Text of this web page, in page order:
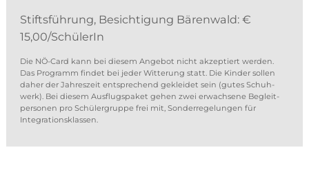
Stifts­füh­rung, Be­sich­ti­gung Bä­ren­wald: €
15,00/SchülerIn
Die NÖ-Card kann bei die­sem An­ge­bot nicht ak­zep­tiert wer­den.
Das Pro­gramm fin­det bei je­der Wit­te­rung statt. Die Kin­der sol­len
da­her der Jah­res­zeit ent­spre­chend ge­klei­det sein (gu­tes Schuh­
werk). Bei die­sem Aus­flugs­pa­ket ge­hen zwei er­wach­se­ne Be­gleit­
per­so­nen pro Schü­ler­grup­pe frei mit, Son­der­re­ge­lun­gen für
Integrationsklassen.